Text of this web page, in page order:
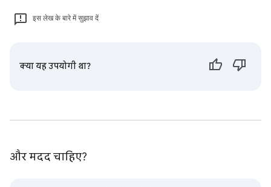
इस लेख के बारे में सुझाव दें
क्या यह उपयोगी था?
और मदद चाहिए?